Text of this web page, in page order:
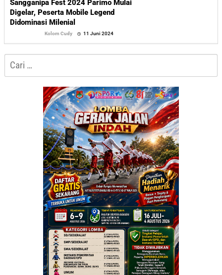
Sangganipa Fest 2024 Parimo Mulai
Digelar, Peserta Mobile Legend
Didominasi Milenial
Kolom Cudy 11 Juni 2024
Cari
untuk: